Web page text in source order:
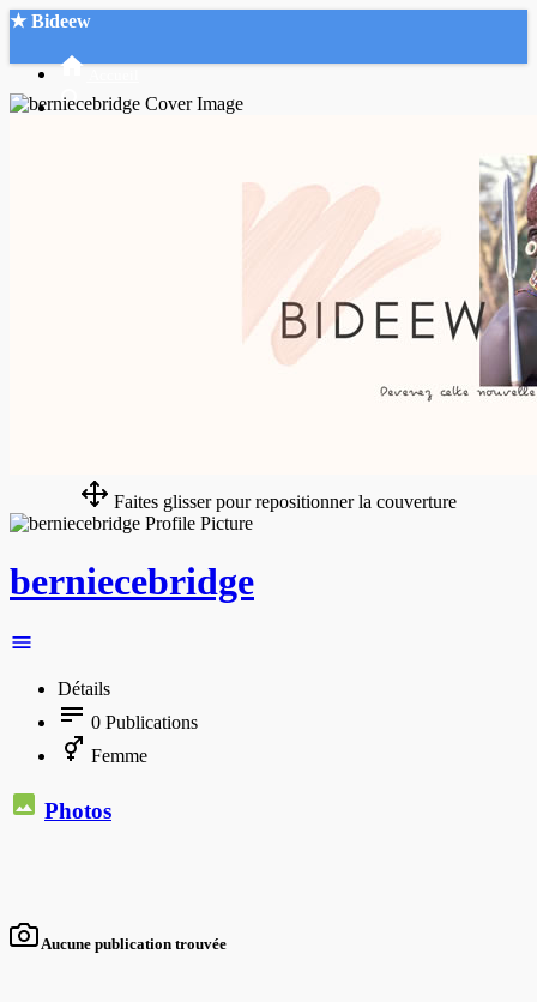
★ Bideew
Faites glisser pour repositionner la couverture
berniecebridge
Détails
0 Publications
Femme
Photos
Aucune publication trouvée